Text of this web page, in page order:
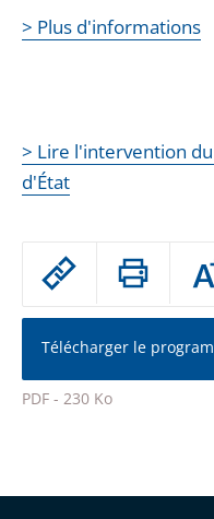
Passer
partage
de
l'article
pour
ou
Télécharger le
PDF - 230 Ko
> Plus d'informations
> Lire l'intervention
d'État